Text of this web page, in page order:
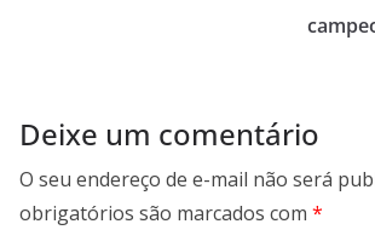
Deixe um comentário
O seu endereço de e-mail não será
obrigatórios são marcados com *